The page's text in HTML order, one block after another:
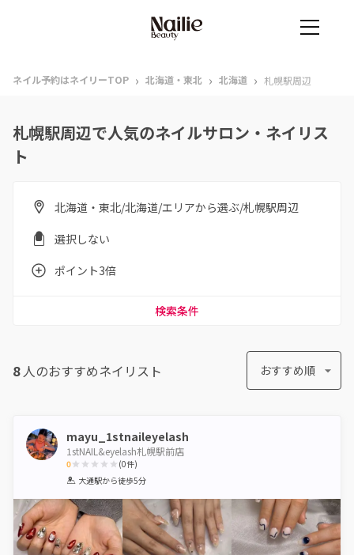
ネイル予約はネイリーTOP › 北海道・東北 › 北海道 › 札幌駅周辺
札幌駅周辺で人気のネイルサロン・ネイリス
ト
北海道・東北/北海道/エリアから選ぶ/札幌駅周辺
選択しない
ポイント3倍
検索条件
8人のおすすめネイリスト おすすめ順
mayu_1stnaileyelash
1stNAIL&eyelash札幌駅前店
0
1 2 3 4 5
(0件)
大通駅から徒歩5分